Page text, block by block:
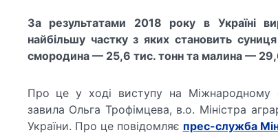
За результатами 2018 року в Україні
найбільшу частку з яких становить
смородина — 25,6 тис. тонн та малина —
Про це у ході виступу на Міжнародному
завила Ольга Трофімцева, в.о. Міністра
України. Про це повідомляє прес-служба